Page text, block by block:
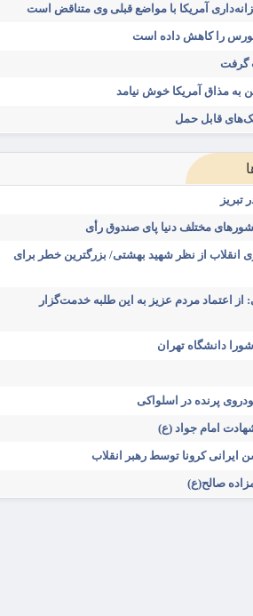
آمریکا با مواضع قبلی وی متناقض است
بورس را کاهش داده است
گرفت
به مذاق آمریکا خوش نیامد
قابل حمل
مختلف دنیا پای صندوق رأی
انقلاب از نظر شهید بهشتی/ بزرگترین خطر برای
از اعتماد مردم عزیز به این طلبه خدمت‌گزار
دانشگاه تهران
پرنده در اسلواکی
امام جواد (ع)
ایرانی کرونا توسط رهبر انقلاب
صالح(ع)